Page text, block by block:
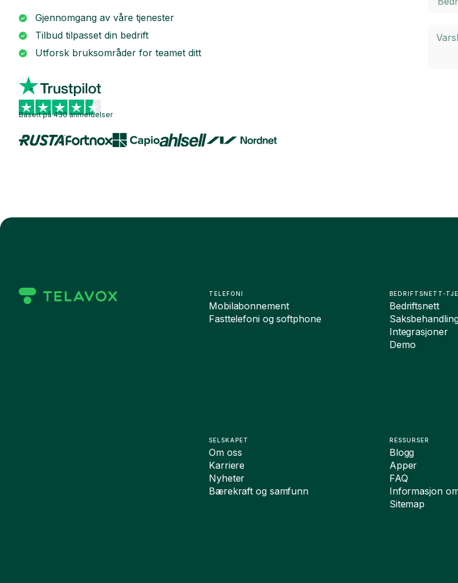
Gjennomgang av våre tjenester
Tilbud tilpasset din bedrift
Utforsk bruksområder for teamet ditt
Basert på 430 anmeldelser
TELEFONI
Mobilabonnement
Fasttelefoni og softphone
SELSKAPET
Om oss
Karriere
Nyheter
Bærekraft og samfunn
BEDRIFTSNETT-
Bedriftsnett
Integrasjoner
Demo
RESSURSER
Blogg
Apper
FAQ
Informasjon
Sitemap